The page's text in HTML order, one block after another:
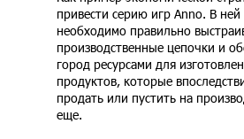
привести серию игр Anno. В ней
необходимо правильно
производственные цепочки и
город ресурсами для
продуктов, которые
продать или пустить на
еще.